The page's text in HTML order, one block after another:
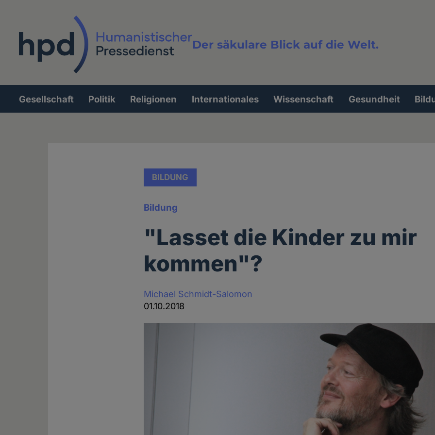
Der säkulare Blick auf die Welt.
Volltextsuche
Hauptnavigation
Gesellschaft Politik Religionen Internationales Wissenschaft Gesundheit
BILDUNG
Bildung
"Lasset die Kinder zu mir
kommen"?
Michael Schmidt-Salomon
01.10.2018